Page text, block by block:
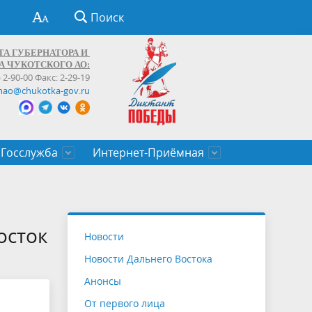
Поиск
ГУБЕРНАТОРА И
ЧУКОТСКОГО АО:
2-90-00 Факс: 2-29-19
gov.ru
Госслужба
служащих Чукотского автономного
Интернет-Приёмная
Новости
Новости Дальнего Востока
Анонсы
От первого лица